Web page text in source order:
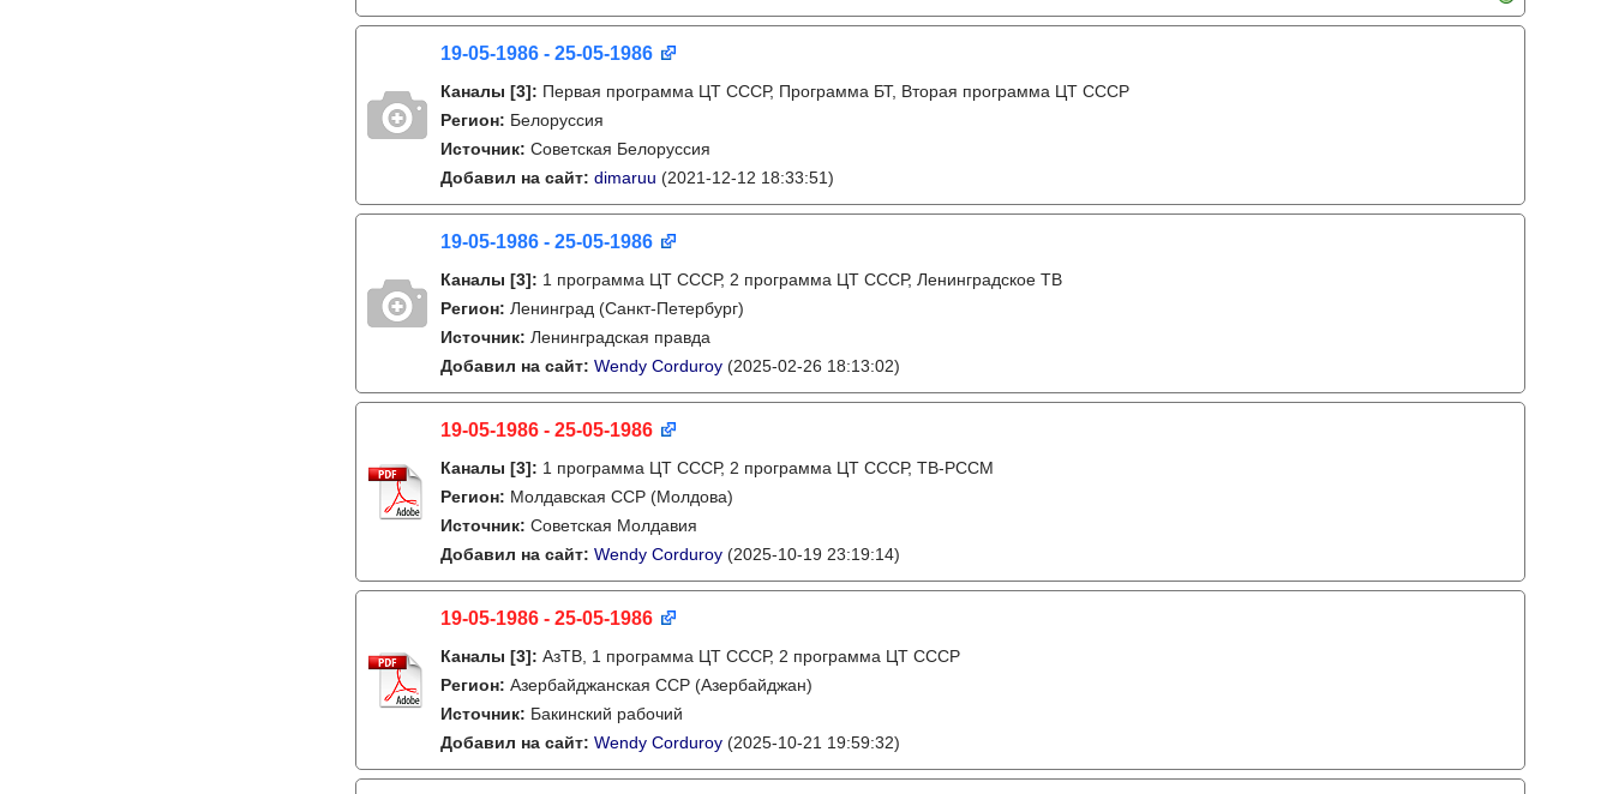
19-05-1986 - 25-05-1986
Каналы [3]: Первая программа ЦТ СССР, Программа БТ, Вторая программа ЦТ СССР
Регион: Белоруссия
Источник: Советская Белоруссия
Добавил на сайт: dimaruu (2021-12-12 18:33:51)
19-05-1986 - 25-05-1986
Каналы [3]: 1 программа ЦТ СССР, 2 программа ЦТ СССР, Ленинградское ТВ
Регион: Ленинград (Санкт-Петербург)
Источник: Ленинградская правда
Добавил на сайт: Wendy Corduroy (2025-02-26 18:13:02)
19-05-1986 - 25-05-1986
Каналы [3]: 1 программа ЦТ СССР, 2 программа ЦТ СССР, ТВ-РССМ
Регион: Молдавская ССР (Молдова)
Источник: Советская Молдавия
Добавил на сайт: Wendy Corduroy (2025-10-19 23:19:14)
19-05-1986 - 25-05-1986
Каналы [3]: АзТВ, 1 программа ЦТ СССР, 2 программа ЦТ СССР
Регион: Азербайджанская ССР (Азербайджан)
Источник: Бакинский рабочий
Добавил на сайт: Wendy Corduroy (2025-10-21 19:59:32)